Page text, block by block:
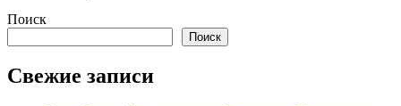
Поиск
Поиск
Свежие записи